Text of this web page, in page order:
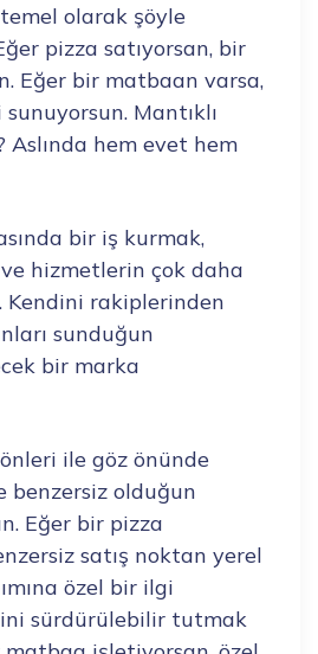
olarak şöyle
pizza satıyorsan, bir
Eğer bir matbaan varsa,
Mantıklı
Aslında hem evet hem
bir iş kurmak,
hizmetlerin çok daha
Kendini rakiplerinden
sunduğun
bir marka
ile göz önünde
benzersiz olduğun
Eğer bir pizza
satış noktan yerel
özel bir ilgi
sürdürülebilir tutmak